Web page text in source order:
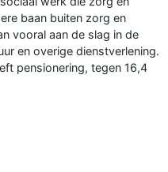
baan buiten zorg en
vooral aan de slag in de
en overige dienstverlening.
pensionering, tegen 16,4